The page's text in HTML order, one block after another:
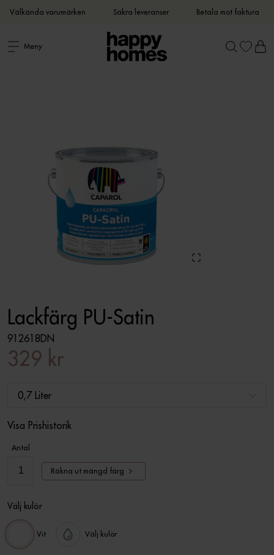
Välkända varumärken Säkra leveranser Betala mot faktura
Meny
Lackfärg PU-Satin
912618DN
329 kr
0,7 Liter
Visa Prishistorik
Antal
Räkna ut mängd färg
Välj kulör
Vit Välj kulör